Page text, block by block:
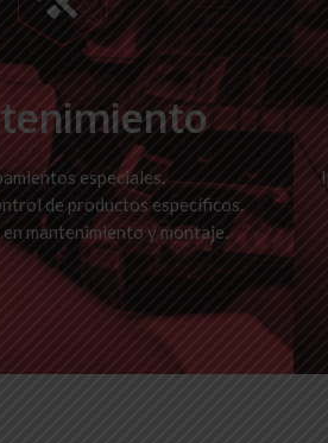
especiales.
de productos específicos.
mantenimiento y montaje.